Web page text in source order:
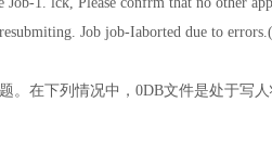
Job job-Iaborted due to
。在下列情况中，0DB文件是处于写